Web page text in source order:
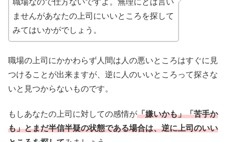
職場なので仕方ないですよ。無理にとは言い
ませんがあなたの上司にいいところを探して
みてはいかがでしょう。
職場の上司にかかわらず人間は人の悪いところはすぐに見
つけることが出来ますが、逆に人のいいところって探さな
いと見つからないものです。
もしあなたの上司に対しての感情が「嫌いかも」「苦手か
も」とまだ半信半疑の状態である場合は、逆に上司のいい